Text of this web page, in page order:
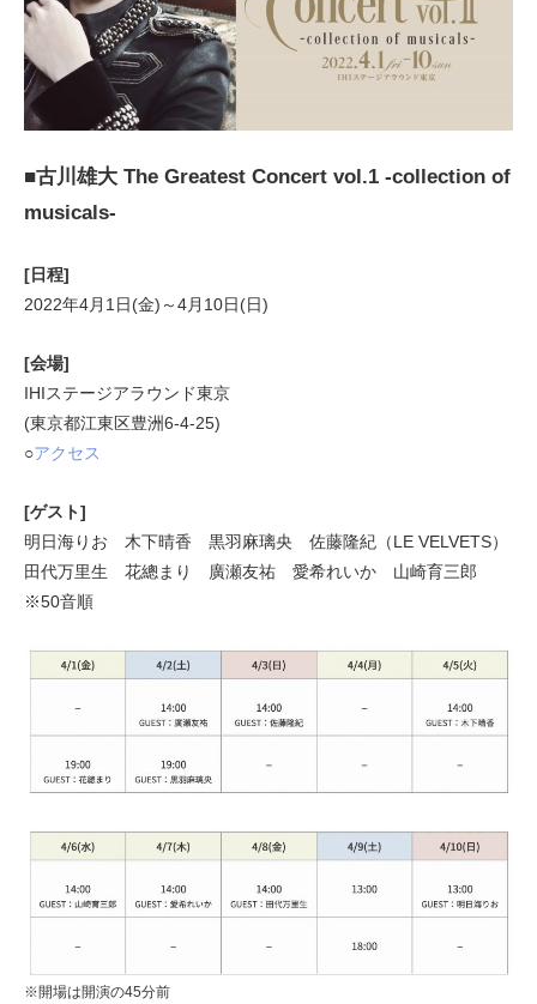
■古川雄大 The Greatest Concert vol.1 -collection of
musicals-
[日程]
2022年4月1日(金)～4月10日(日)
[会場]
IHIステージアラウンド東京
(東京都江東区豊洲6-4-25)
○アクセス
[ゲスト]
明日海りお 木下晴香 黒羽麻璃央 佐藤隆紀（LE VELVETS）
田代万里生 花總まり 廣瀬友祐 愛希れいか 山崎育三郎
※50音順
※開場は開演の45分前